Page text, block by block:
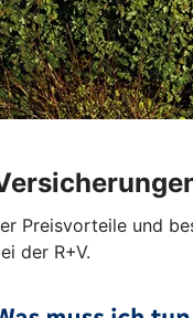
Preisvorteile und
der R+V.